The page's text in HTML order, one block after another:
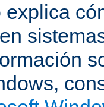
explica